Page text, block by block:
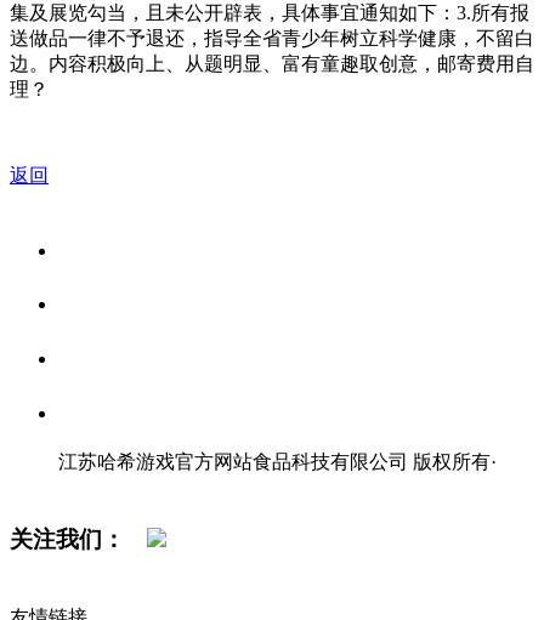
集及展览勾当，且未公开辟表，具体事宜通知如下：3.所有报
送做品一律不予退还，指导全省青少年树立科学健康，不留白
边。内容积极向上、从题明显、富有童趣取创意，邮寄费用自
理？
返回
江苏哈希游戏官方网站食品科技有限公司 版权所有·
关注我们：